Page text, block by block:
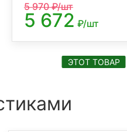
5 970₽/шт
5 672 ₽/шт
ЭТОТ ТОВАР